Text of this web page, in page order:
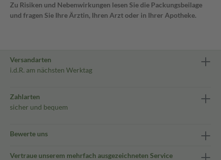
Zu Risiken und Nebenwirkungen lesen Sie die Packungsbeilage
und fragen Sie Ihre Ärztin, Ihren Arzt oder in Ihrer Apotheke.
Versandarten
i.d.R. am nächsten Werktag
Zahlarten
sicher und bequem
Bewerte uns
Vertraue unserem mehrfach ausgezeichneten Service